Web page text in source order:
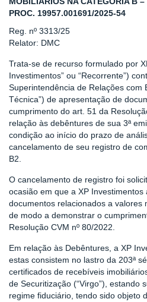
PROC. 19957.001691/2025-54
Reg. nº 3313/25
Relator: DMC
Trata-se de recurso formulado por
Investimentos” ou “Recorrente”)
Superintendência de Relações com
Técnica”) de apresentação de
cumprimento do art. 51 da
relação às debêntures de sua 3ª
condição ao início do prazo de
cancelamento de seu registro de
B2.
O cancelamento de registro foi
ocasião em que a XP
documentos relacionados a valores
de modo a demonstrar o
Resolução CVM nº 80/2022.
Em relação às Debêntures, a XP
estas consistem no lastro da 203ª
certificados de recebíveis
de Securitização (“Virgo”), estando
regime fiduciário, tendo sido objeto